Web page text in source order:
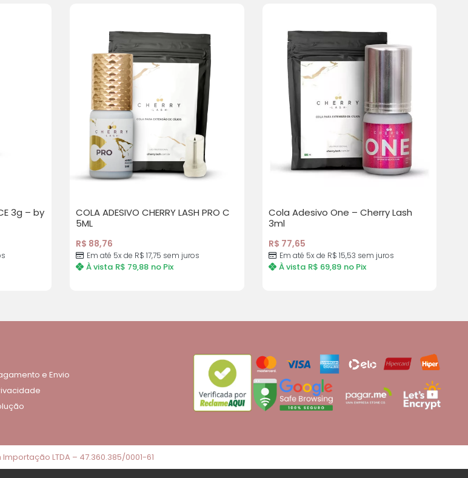
3g – by
COLA ADESIVO CHERRY LASH PRO C
5ML
R$ 88,76
Em até 5x de R$ 17,75 sem juros
À vista R$ 79,88 no Pix
Cola Adesivo One – Cherry Lash
3ml
R$ 77,65
Em até 5x de R$ 15,53 sem juros
À vista R$ 69,89 no Pix
e Envio
Importação LTDA – 47.360.385/0001-61